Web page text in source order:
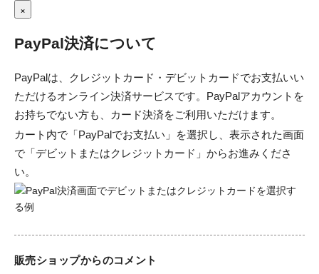
×
PayPal決済について
PayPalは、クレジットカード・デビットカードでお支払いい
ただけるオンライン決済サービスです。PayPalアカウントを
お持ちでない方も、カード決済をご利用いただけます。
カート内で「PayPalでお支払い」を選択し、表示された画面
で「デビットまたはクレジットカード」からお進みくださ
い。
販売ショップからのコメント